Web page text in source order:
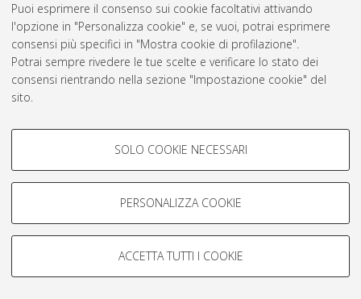
Puoi esprimere il consenso sui cookie facoltativi attivando
l'opzione in "Personalizza cookie" e, se vuoi, potrai esprimere
consensi più specifici in "Mostra cookie di profilazione".
Potrai sempre rivedere le tue scelte e verificare lo stato dei
consensi rientrando nella sezione "Impostazione cookie" del
sito.
COOKIE DI PROFILAZIONE -
Si tratta di cookie utilizzati per analizzare le caratteristiche della
navigazione degli utenti, creare profili in base al loro comportamento
Mostra cookie di profilazione
COOKIE TECNICI - NECESSARI
SOLO COOKIE NECESSARI
PERSONALIZZA COOKIE
ACCETTA TUTTI I COOKIE
AMS Laurea
Servizio implementato e gestito da AlmaDL
Impostazioni Cookie
© ALMA MATER STUDIORUM - Università di Bologna, 2007-2026.